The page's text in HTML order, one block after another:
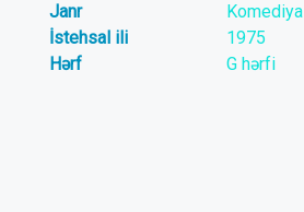
Janr
Komediya
İstehsal ili
1975
Hərf
G hərfi